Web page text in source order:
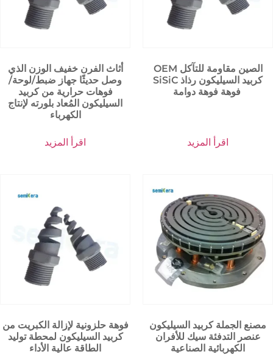
أثاث الفرن خفيف الوزن الذي
وصل حديثًا جهاز ضبط/لوحة/
فوهات حرارية من كربيد
السيليكون المُعاد بلورته لإنتاج
الكهرباء
اقرأ المزيد
OEM الصين مقاومة للتآكل
SiSiC كربيد السيليكون رذاذ
اقرأ المزيد
فوهة حلزونية لإزالة الكبريت من
كربيد السيليكون لمحطة توليد
الطاقة عالية الأداء
مصنع الجملة كربيد السيليكون
عنصر التدفئة سيك للأفران
الكهربائية الصناعية